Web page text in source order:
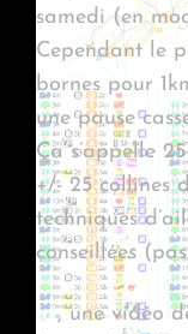
samedi (en
Cependant le
bornes pour
une pause
Ça s’appelle
+/- 25 collines
techniques
conseillées
Ici, une vidéo